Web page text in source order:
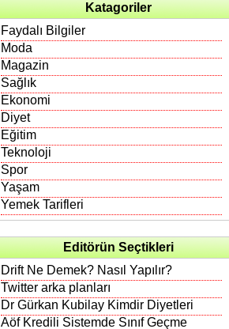
Katagoriler
Faydalı Bilgiler
Moda
Magazin
Sağlık
Ekonomi
Diyet
Eğitim
Teknoloji
Spor
Yaşam
Yemek Tarifleri
Editörün Seçtikleri
Drift Ne Demek? Nasıl Yapılır?
Twitter arka planları
Dr Gürkan Kubilay Kimdir Diyetleri
Aöf Kredili Sistemde Sınıf Geçme